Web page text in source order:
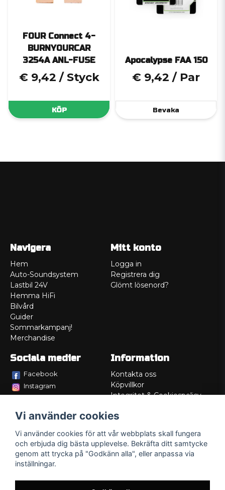
FOUR Connect 4-
BURNYOURCAR
3254A ANL-FUSE
€ 9,42 / Styck
KÖP
Apocalypse FAA 150
€ 9,42 / Par
Bevaka
Navigera
Hem
Auto-Soundsystem
Lastbil 24V
Hemma HiFi
Bilvård
Guider
Sommarkampanj!
Merchandise
Mitt konto
Logga in
Registrera dig
Glömt lösenord?
Sociala medier
Facebook
Instagram
Information
Kontakta oss
Köpvillkor
Integritet & Cookiespolicy
Service/Garanti
Lådritning
Om oss
Vi använder cookies
Vi använder cookies för att vår webbplats skall fungera
och erbjuda dig bästa upplevelse. Bekräfta ditt samtycke
genom att trycka på "Godkänn alla", eller anpassa via
inställningar.